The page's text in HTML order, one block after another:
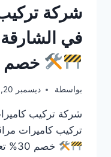
شركة
في الشارقة 0582482610
خصم 30%
بواسطة ديسمبر 20, 2025
شركة تركيب
تركيب كاميرات مراقبة
خصم